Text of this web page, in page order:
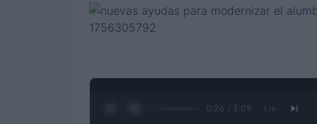
0:27 / 3:09 1 /4